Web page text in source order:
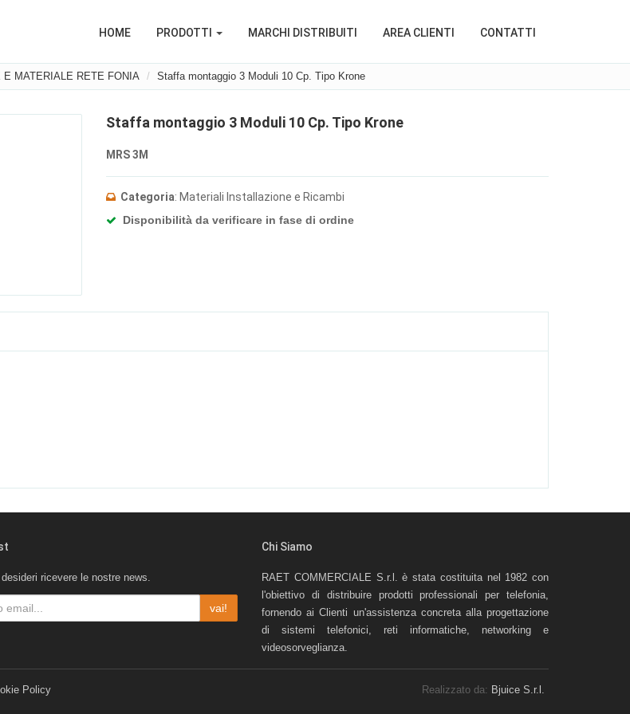
HOME PRODOTTI MARCHI DISTRIBUITI AREA CLIENTI CONTATTI
E MATERIALE RETE FONIA Staffa montaggio 3 Moduli 10 Cp. Tipo Krone
Staffa montaggio 3 Moduli 10 Cp. Tipo Krone
MRS 3M
Categoria: Materiali Installazione e Ricambi
Disponibilità da verificare in fase di ordine
ricevere le nostre news.
vai!
Chi Siamo
RAET COMMERCIALE S.r.l. è stata costituita nel 1982 con
l'obiettivo di distribuire prodotti professionali per telefonia,
fornendo ai Clienti un'assistenza concreta alla progettazione
di sistemi telefonici, reti informatiche, networking e
videosorveglianza.
Policy Realizzato da: Bjuice S.r.l.